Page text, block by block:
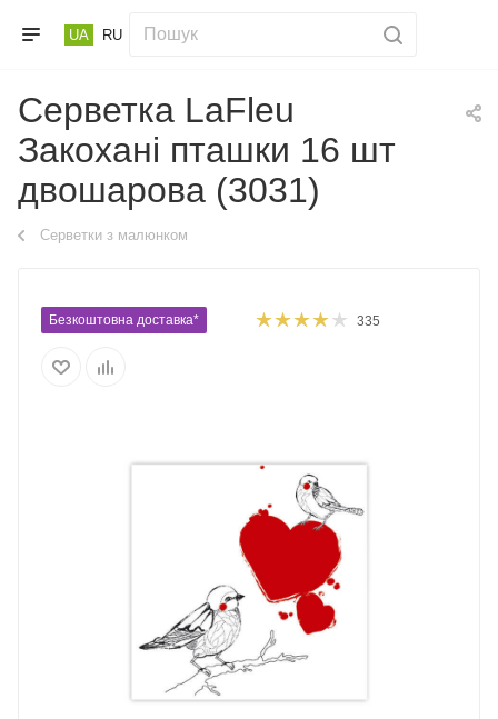
UA RU
Серветка LaFleu
Закохані пташки 16 шт
двошарова (3031)
Серветки з малюнком
Безкоштовна доставка* 335